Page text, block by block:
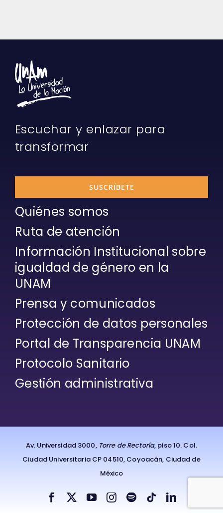
Escuchar y enlazar para
transformar
SUSCRÍBETE
Quiénes somos
Ruta de atención
Información Institucional sobre
igualdad de género en la
UNAM
Prensa y comunicados
Protección de datos personales
Portal de Transparencia UNAM
Protocolo Sanitario
Gestión administrativa
Av. Universidad 3000, Torre de Rectoría, piso 10. Col.
Ciudad Universitaria CP 04510, Coyoacán, Ciudad de
México